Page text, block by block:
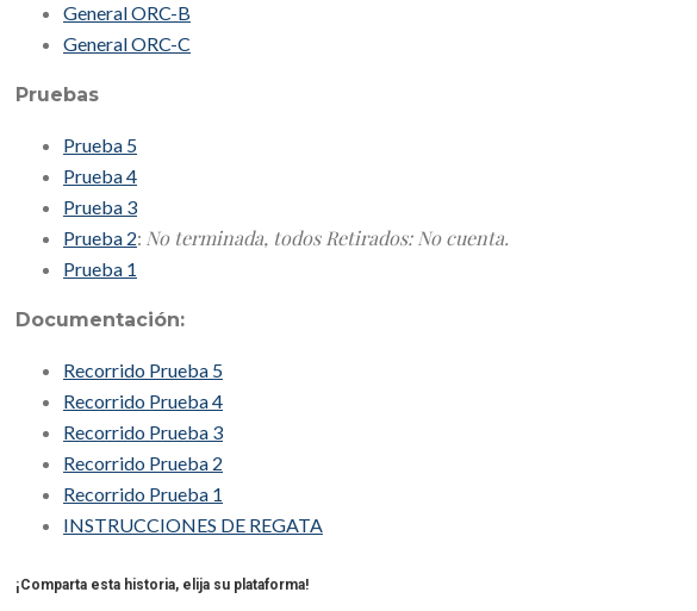
General ORC-B
General ORC-C
Pruebas
Prueba 5
Prueba 4
Prueba 3
Prueba 2: No terminada, todos Retirados: No cuenta.
Prueba 1
Documentación:
Recorrido Prueba 5
Recorrido Prueba 4
Recorrido Prueba 3
Recorrido Prueba 2
Recorrido Prueba 1
INSTRUCCIONES DE REGATA
¡Comparta esta historia, elija su plataforma!